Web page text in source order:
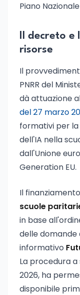
Piano
Il decreto
risorse
Il
PNRR del
dà attuazione
del 27 marzo
formativi per la
dell'IA nella
dall'Unione
Generation EU.
Il
scuole
in base
delle
informativo
La procedura
2026, ha
disponibile